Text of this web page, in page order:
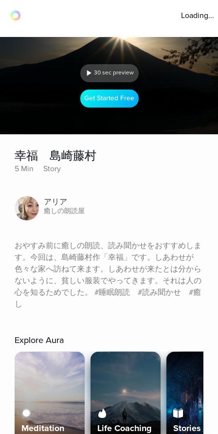
Loading...
30 sec preview
Get Started Free
幸福 島崎藤村
5 Min Story
アリア
癒しの朗読屋
おやすみ前に癒しの朗読、読み聞かせをおすすめしま
す。今回は、島崎藤村作「幸福」です。しあわせが
色々な家へ訪ねて来ます。しあわせが来たとは分から
ないように、貧しい服装でやってきます。それは人の
心を知るためでした。 #睡眠朗読　#読み聞かせ　#癒
し
Explore Aura
Meditation Life Coaching Stories